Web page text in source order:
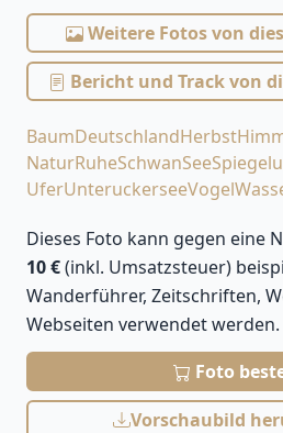
Weitere Fotos von
Bericht und Track von
BaumDeutschlandHerbst
NaturRuheSchwanSee
UferUnteruckerseeVogel
Dieses Foto kann gegen eine
10 €(inkl. Umsatzsteuer)
Wanderführer, Zeitschriften,
Webseiten verwendet werden.
Foto
Vorschaubild